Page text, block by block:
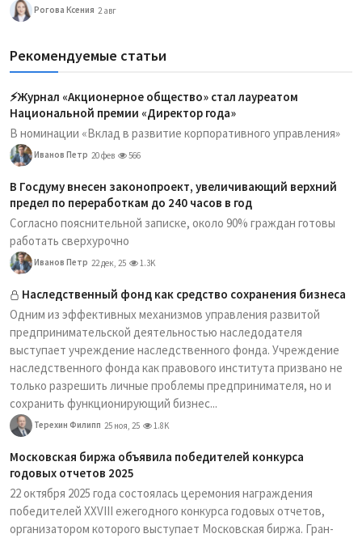
Рогова Ксения 2 авг
Рекомендуемые статьи
⚡️Журнал «Акционерное общество» стал лауреатом
Национальной премии «Директор года»
В номинации «Вклад в развитие корпоративного управления»
Иванов Петр 20 фев 566
В Госдуму внесен законопроект, увеличивающий верхний
предел по переработкам до 240 часов в год
Согласно пояснительной записке, около 90% граждан готовы
работать сверхурочно
Иванов Петр 22 дек, 25 1.3K
Наследственный фонд как средство сохранения бизнеса
Одним из эффективных механизмов управления развитой
предпринимательской деятельностью наследодателя
выступает учреждение наследственного фонда. Учреждение
наследственного фонда как правового института призвано не
только разрешить личные проблемы предпринимателя, но и
сохранить функционирующий бизнес...
Терехин Филипп 25 ноя, 25 1.8K
Московская биржа объявила победителей конкурса
годовых отчетов 2025
22 октября 2025 года состоялась церемония награждения
победителей XXVIII ежегодного конкурса годовых отчетов,
организатором которого выступает Московская биржа. Гран-